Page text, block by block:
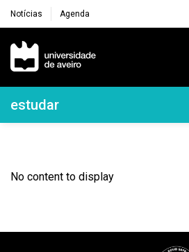
Notícias Agenda
Navegação Principal
Navegação Lateral
estudar
No content to display